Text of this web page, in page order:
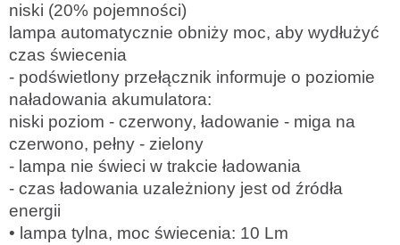
niski (20% pojemności)
lampa automatycznie obniży moc, aby wydłużyć
czas świecenia
- podświetlony przełącznik informuje o poziomie
naładowania akumulatora:
niski poziom - czerwony, ładowanie - miga na
czerwono, pełny - zielony
- lampa nie świeci w trakcie ładowania
- czas ładowania uzależniony jest od źródła
energii
• lampa tylna, moc świecenia: 10 Lm